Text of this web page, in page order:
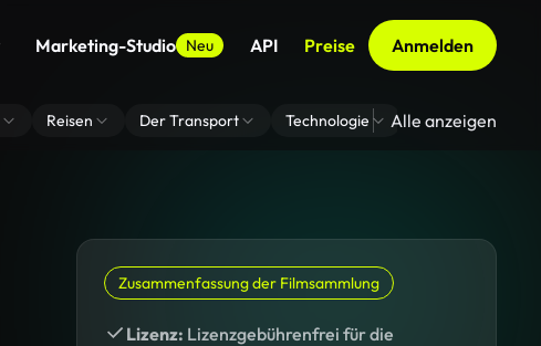
Marketing-Studio Neu API Preise Anmelden
Reisen Der Transport Technologie Zoom Virtuelle
Alle anzeigen
Zusammenfassung der Filmsammlung
Lizenz: Lizenzgebührenfrei für die